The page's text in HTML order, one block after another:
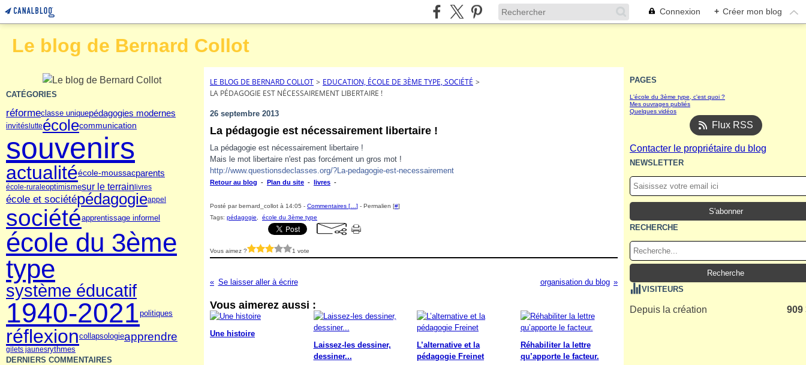
Connexion + Créer mon blog
Le blog de Bernard Collot
CATÉGORIES
réformeclasse uniquepédagogies modernes
invitéslutteécolecommunication
souvenirs
actualitéécole-moussacparents
école-ruraleoptimismesur le terrain livres
école et sociétépédagogieappel
sociétéapprentissage informel
école du 3ème
type
système éducatif
1940-2021politiques
réflexioncollapsologieapprendre
gilets jaunesrythmes
DERNIERS COMMENTAIRES
LE BLOG DE BERNARD COLLOT > EDUCATION, ÉCOLE DE 3ÈME TYPE, SOCIÉTÉ >
LA PÉDAGOGIE EST NÉCESSAIREMENT LIBERTAIRE !
26 septembre 2013
La pédagogie est nécessairement libertaire !
La pédagogie est nécessairement libertaire !
Mais le mot libertaire n'est pas forcément un gros mot !
http://www.questionsdeclasses.org/?La-pedagogie-est-necessairement
Retour au blog - Plan du site - livres -
Posté par bernard_collot à 14:05 - Commentaires [ ] - Permalien [#]
Tags: pédagogie école du 3ème type
Vous aimez ? 1 vote
Se laisser aller à écrire organisation du blog
Vous aimerez aussi :
Une histoire
Laissez-les dessiner,
dessiner...
L’alternative et la
pédagogie Freinet
Réhabiliter la lettre
qu’apporte le facteur.
PAGES
L'école du 3ème type, c'est quoi ?
Mes ouvrages publiés
Quelques vidéos
Flux RSS
Contacter le propriétaire du blog
NEWSLETTER
RECHERCHE
VISITEURS
Depuis la création 909